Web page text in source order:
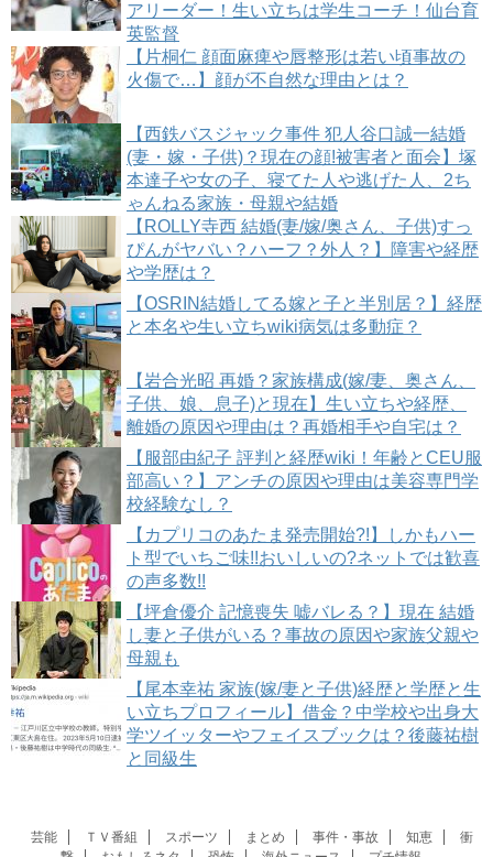
アリーダー！生い立ちは学生コーチ！仙台育
英監督
【片桐仁 顔面麻痺や唇整形は若い頃事故の
火傷で…】顔が不自然な理由とは？
【西鉄バスジャック事件 犯人谷口誠一結婚
(妻・嫁・子供)？現在の顔!被害者と面会】塚
本達子や女の子、寝てた人や逃げた人、2ち
ゃんねる家族・母親や結婚
【ROLLY寺西 結婚(妻/嫁/奥さん、子供)すっ
ぴんがヤバい？ハーフ？外人？】障害や経歴
や学歴は？
【OSRIN結婚してる嫁と子と半別居？】経歴
と本名や生い立ちwiki病気は多動症？
【岩合光昭 再婚？家族構成(嫁/妻、奥さん、
子供、娘、息子)と現在】生い立ちや経歴、
離婚の原因や理由は？再婚相手や自宅は？
【服部由紀子 評判と経歴wiki！年齢とCEU服
部高い？】アンチの原因や理由は美容専門学
校経験なし？
【カプリコのあたま発売開始?!】しかもハー
ト型でいちご味!!おいしいの?ネットでは歓喜
の声多数!!
【坪倉優介 記憶喪失 嘘バレる？】現在 結婚
し妻と子供がいる？事故の原因や家族父親や
母親も
【尾本幸祐 家族(嫁/妻と子供)経歴と学歴と生
い立ちプロフィール】借金？中学校や出身大
学ツイッターやフェイスブックは？後藤祐樹
と同級生
芸能 ＴＶ番組 スポーツ まとめ 事件・事故 知恵
衝